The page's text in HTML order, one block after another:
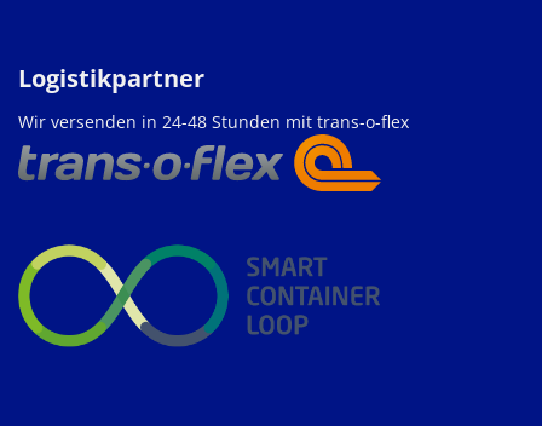
Logistikpartner
Wir versenden in 24-48 Stunden mit trans-o-flex